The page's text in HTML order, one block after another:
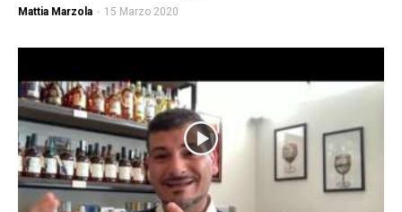
Mattia Marzola - 15 Marzo 2020